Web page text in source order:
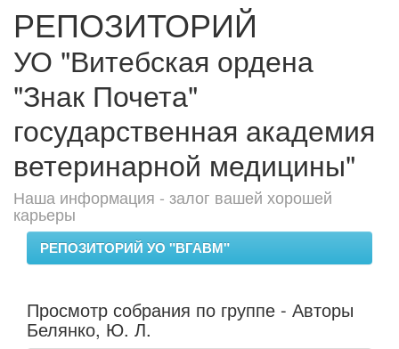
РЕПОЗИТОРИЙ
УО "Витебская ордена
"Знак Почета"
государственная академия
ветеринарной медицины"
Наша информация - залог вашей хорошей
карьеры
РЕПОЗИТОРИЙ УО "ВГАВМ"
Просмотр собрания по группе - Авторы
Белянко, Ю. Л.